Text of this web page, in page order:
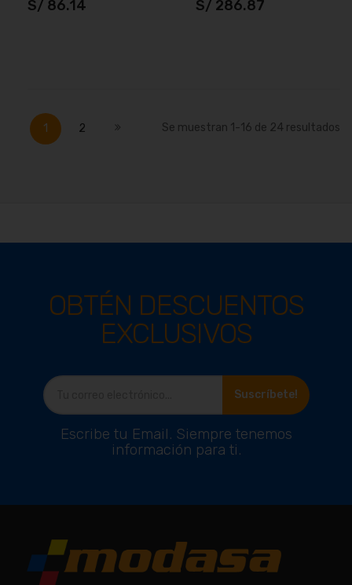
S/ 86.14 S/ 286.87
PáginaActualmente estás leyendo página
1 2 SiguienteSe muestran 1 -16 de 24 resultados
OBTÉN DESCUENTOS
EXCLUSIVOS
Suscríbete!
Escribe tu Email. Siempre tenemos
información para ti.